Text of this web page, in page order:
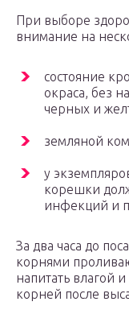
При выборе
внимание на
состояние
окраса, без
черных и
земляной
у
корешки
инфекций и
За два часа до
корнями
напитать влагой
корней после